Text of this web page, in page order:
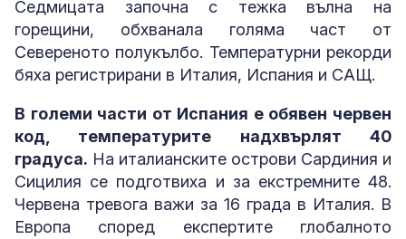
Седмицата започна с тежка вълна на
горещини, обхванала голяма част от
Севереното полукълбо. Температурни рекорди
бяха регистрирани в Италия, Испания и САЩ.
В големи части от Испания е обявен червен
код, температурите надхвърлят 40
градуса. На италианските острови Сардиния и
Сицилия се подготвиха и за екстремните 48.
Червена тревога важи за 16 града в Италия. В
Европа според експертите глобалното